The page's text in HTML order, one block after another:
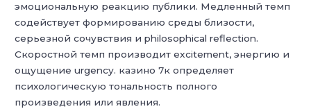
эмоциональную реакцию публики. Медленный темп
содействует формированию среды близости,
серьезной сочувствия и philosophical reflection.
Скоростной темп производит excitement, энергию и
ощущение urgency. казино 7к определяет
психологическую тональность полного
произведения или явления.